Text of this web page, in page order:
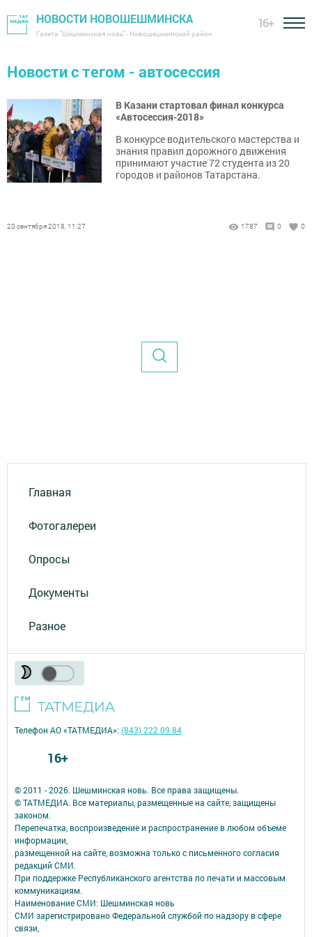
НОВОСТИ НОВОШЕШМИНСКА
Газета "Шешминская новь" - Новошешминский район
16+
Новости с тегом - автосессия
В Казани стартовал финал конкурса
«Автосессия-2018»
В конкурсе водительского мастерства и
знания правил дорожного движения
принимают участие 72 студента из 20
городов и районов Татарстана.
20 сентября 2018, 11:27 1787 0 0
Главная
Фотогалереи
Опросы
Документы
Разное
© 2011 - 2026. Шешминская новь. Все права защищены.
© ТАТМЕДИА. Все материалы, размещенные на сайте, защищены
законом.
Перепечатка, воспроизведение и распространение в любом объеме
информации,
размещенной на сайте, возможна только с письменного согласия
редакций СМИ.
При поддержке Республиканского агентства по печати и массовым
коммуникациям.
Наименование СМИ: Шешминская новь
СМИ зарегистрировано Федеральной службой по надзору в сфере
связи,
Телефон АО «ТАТМЕДИА»:(843) 222 09 84
16+